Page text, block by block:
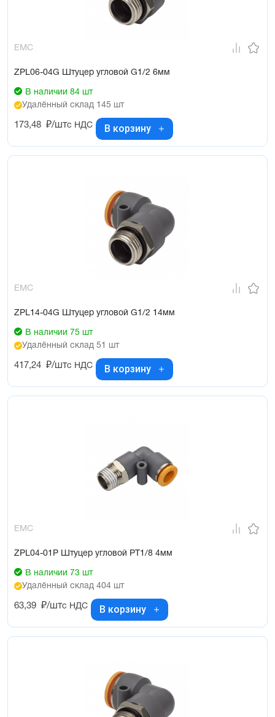
EMC
ZPL06-04G Штуцер угловой G1/2 6мм
В наличии 84 шт
Удалённый склад 145 шт
173,48 ₽/штс НДС В корзину
EMC
ZPL14-04G Штуцер угловой G1/2 14мм
В наличии 75 шт
Удалённый склад 51 шт
417,24 ₽/штс НДС В корзину
EMC
ZPL04-01P Штуцер угловой PT1/8 4мм
В наличии 73 шт
Удалённый склад 404 шт
63,39 ₽/штс НДС В корзину